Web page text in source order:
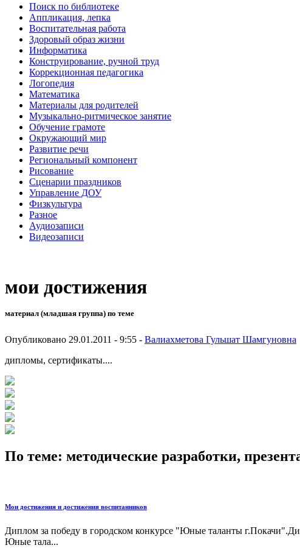
Поиск по библиотеке
Аппликация, лепка
Воспитательная работа
Здоровый образ жизни
Информатика
Конструирование, ручной труд
Коррекционная педагогика
Логопедия
Математика
Материалы для родителей
Музыкально-ритмическое занятие
Обучение грамоте
Окружающий мир
Развитие речи
Региональный компонент
Рисование
Сценарии праздников
Управление ДОУ
Физкультура
Разное
Аудиозаписи
Видеозаписи
мои достижения
материал (младшая группа) по теме
Опубликовано 29.01.2011 - 9:55 - Валиахметова Гульшат Шамгуновна
дипломы, сертификаты....
По теме: методические разработки,
Мои достижения и достижения воспитанников
Диплом за победу в городском конкурсе "Юные таланты
Юные тала...